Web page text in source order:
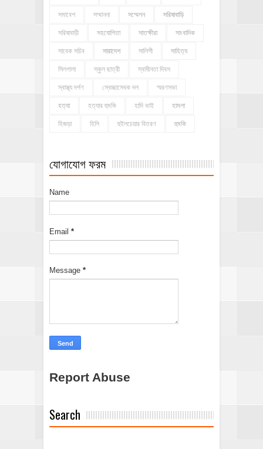
সমাবেশ সম্মাননা সম্মেলন সরিষাবাড়ি
সরিষাবাড়ী সহযোগিতা সাতক্ষীরা সাংবাদিক
সাবেক সচিব সারাদেশ সালিশী সাহিত্য
সিলগালা স্কুল ছাত্রী স্বাধীনতা দিবস
স্বাস্থ্য দর্পণ স্বেচ্ছাসেবক দল স্মরণসভা
হত্যা হত্যার হুমকি হাদি ভাই হামলা
হিজড়া হিলি হুইলচেয়ার বিতরণ হুমকি
যোগাযোগ ফরম
Name
Email *
Message *
Report Abuse
Search